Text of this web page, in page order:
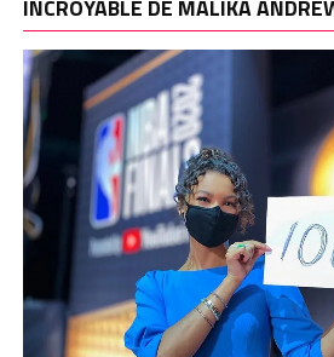
INCROYABLE DE MALIKA